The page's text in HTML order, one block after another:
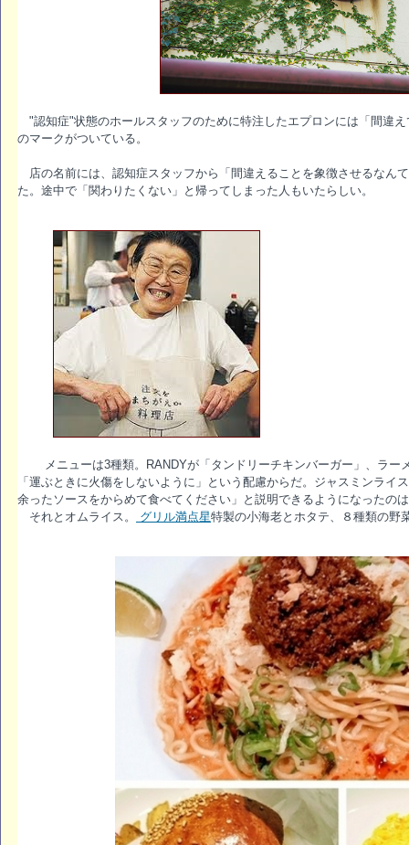
"認知症"状態のホールスタッフのために特注したエプロンには「間違
のマークがついている。
店の名前には、認知症スタッフから「間違えることを象徴させるなん
た。途中で「関わりたくない」と帰ってしまった人もいたらしい。
メニューは3種類。RANDYが「タンドリーチキンバーガー」、ラー
「運ぶときに火傷をしないように」という配慮からだ。ジャスミンライ
余ったソースをからめて食べてください」と説明できるようになったの
それとオムライス。
グリル満点星特製の小海老とホタテ、８種類の野